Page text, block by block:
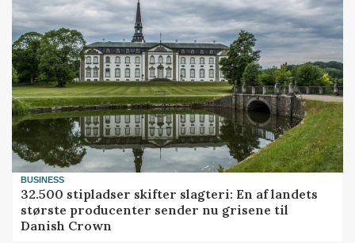
BUSINESS
32.500 stipladser skifter slagteri: En af landets
største producenter sender nu grisene til
Danish Crown